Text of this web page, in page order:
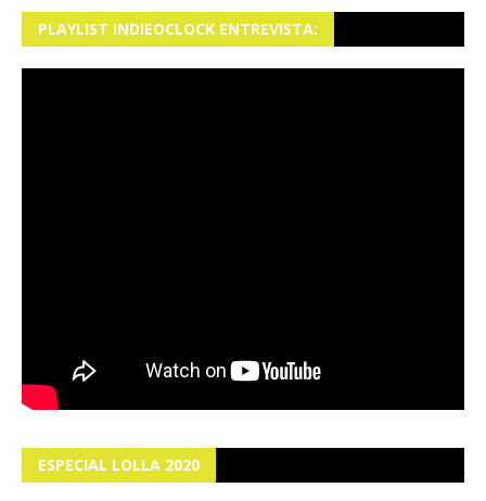
PLAYLIST INDIEOCLOCK ENTREVISTA:
ESPECIAL LOLLA 2020